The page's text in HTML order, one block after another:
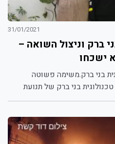
31/01/2021
ברק וניצול השואה –
ישכחו
בני ברק.משימה פשוטה
בני ברק של תנועת